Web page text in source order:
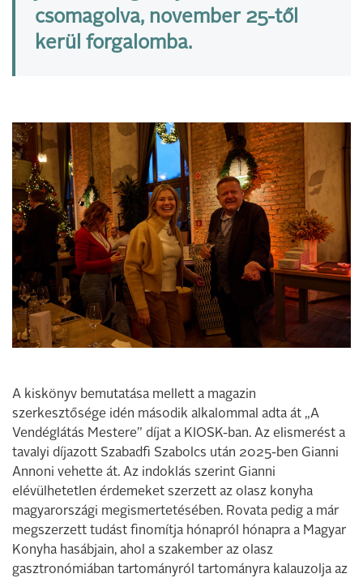
csomagolva, november 25-től
kerül forgalomba.
A kiskönyv bemutatása mellett a magazin
szerkesztősége idén második alkalommal adta át „A
Vendéglátás Mestere” díjat a KIOSK-ban. Az elismerést a
tavalyi díjazott Szabadfi Szabolcs után 2025-ben Gianni
Annoni vehette át. Az indoklás szerint Gianni
elévülhetetlen érdemeket szerzett az olasz konyha
magyarországi megismertetésében. Rovata pedig a már
megszerzett tudást finomítja hónapról hónapra a Magyar
Konyha hasábjain, ahol a szakember az olasz
gasztronómiában tartományról tartományra kalauzolja az